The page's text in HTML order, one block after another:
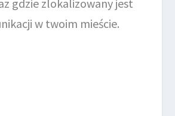
gdzie zlokalizowany jest
w twoim mieście.